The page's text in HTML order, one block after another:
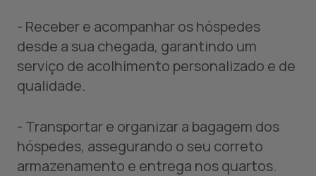
- Receber e acompanhar os hóspedes
desde a sua chegada, garantindo um
serviço de acolhimento personalizado e de
qualidade.
- Transportar e organizar a bagagem dos
hóspedes, assegurando o seu correto
armazenamento e entrega nos quartos.